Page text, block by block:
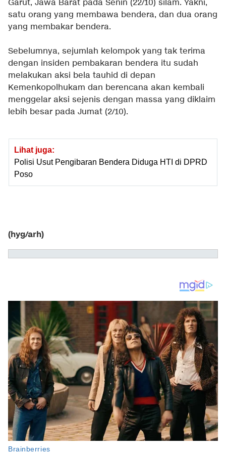
Garut, Jawa Barat pada Senin (22/10) silam. Yakni,
satu orang yang membawa bendera, dan dua orang
yang membakar bendera.
Sebelumnya, sejumlah kelompok yang tak terima
dengan insiden pembakaran bendera itu sudah
melakukan aksi bela tauhid di depan
Kemenkopolhukam dan berencana akan kembali
menggelar aksi sejenis dengan massa yang diklaim
lebih besar pada Jumat (2/10).
Lihat juga:
Polisi Usut Pengibaran Bendera Diduga HTI di DPRD
Poso
(hyg/arh)